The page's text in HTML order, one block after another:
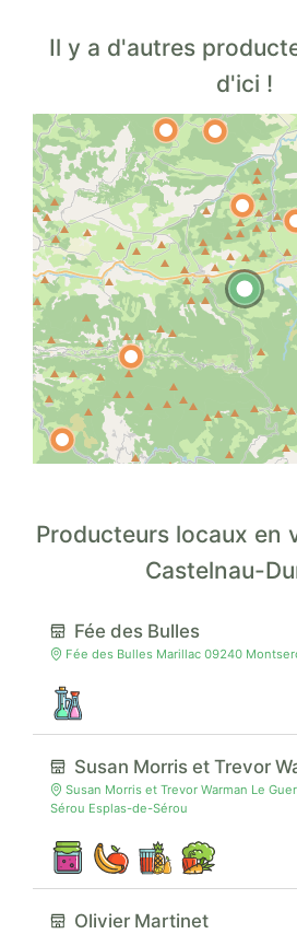
Il y a d'autres
d'ici !
Producteurs locaux en
Castelnau-
Fée des Bulles
Fée des Bulles Marillac 09240
Susan Morris et Trevor
Susan Morris et Trevor Warman Le
Sérou Esplas-de-Sérou
Olivier Martinet